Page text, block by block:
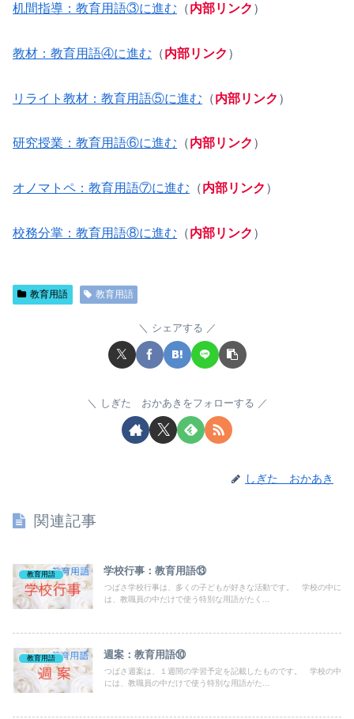
机間指導：教育用語③に進む （内部リンク ）
教材：教育用語④に進む （内部リンク ）
リライト教材：教育用語⑤に進む （内部リンク ）
研究授業：教育用語⑥に進む （内部リンク ）
オノマトペ：教育用語⑦に進む （内部リンク ）
校務分掌：教育用語⑧に進む （内部リンク ）
教育用語 教育用語
シェアする
しぎた おかあきをフォローする
しぎた おかあき
関連記事
教育用語 学校行事：教育用語⑬
つばさ学校行事は、多くの子どもが好きな活動です。 学校の中に
は、教職員の中だけで使う特別な用語がたく...
教育用語 週案：教育用語⑩
つばさ週案は、１週間の学習予定を記載したものです。 学校の中
には、教職員の中だけで使う特別な用語がた...